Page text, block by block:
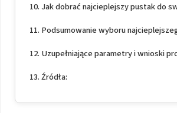
Jak dobrać najcieplejszy pustak do
Podsumowanie wyboru
Uzupełniające parametry i wnioski
Źródła: